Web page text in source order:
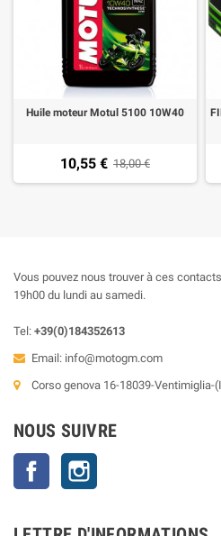
Huile moteur Motul 5100 10W40
10,55 € 18,00 €
Vous pouvez nous trouver à ces
19h00 du lundi au samedi.
Tel: +39(0)184352613
Email: info@motogm.com
Corso genova 16-18039-Ventimiglia-
NOUS SUIVRE
Facebook